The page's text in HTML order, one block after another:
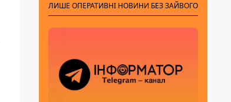
ЛИШЕ ОПЕРАТИВНІ НОВИНИ БЕЗ ЗАЙВОГО